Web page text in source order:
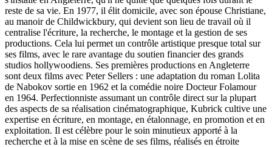
reste de sa vie. En 1977, il élit domicile, avec son épouse Christiane,
au manoir de Childwickbury, qui devient son lieu de travail où il
centralise l'écriture, la recherche, le montage et la gestion de ses
productions. Cela lui permet un contrôle artistique presque total sur
ses films, avec le rare avantage du soutien financier des grands
studios hollywoodiens. Ses premières productions en Angleterre
sont deux films avec Peter Sellers : une adaptation du roman Lolita
de Nabokov sortie en 1962 et la comédie noire Docteur Folamour
en 1964. Perfectionniste assumant un contrôle direct sur la plupart
des aspects de sa réalisation cinématographique, Kubrick cultive une
expertise en écriture, en montage, en étalonnage, en promotion et en
exploitation. Il est célèbre pour le soin minutieux apporté à la
recherche et à la mise en scène de ses films, réalisés en étroite